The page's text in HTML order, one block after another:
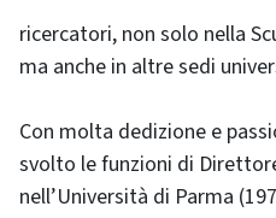
ricercatori, non solo nella
ma anche in altre sedi
Con molta dedizione e
svolto le funzioni di
nell’Università di Parma